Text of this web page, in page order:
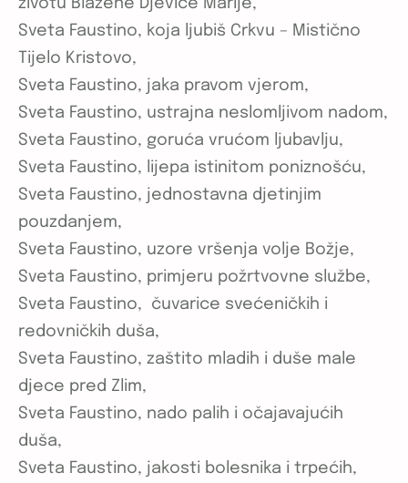
Sveta Faustino, koja ljubiš Crkvu – Mistično
Tijelo Kristovo,
Sveta Faustino, jaka pravom vjerom,
Sveta Faustino, ustrajna neslomljivom nadom,
Sveta Faustino, goruća vrućom ljubavlju,
Sveta Faustino, lijepa istinitom poniznošću,
Sveta Faustino, jednostavna djetinjim
pouzdanjem,
Sveta Faustino, uzore vršenja volje Božje,
Sveta Faustino, primjeru požrtvovne službe,
Sveta Faustino, čuvarice svećeničkih i
redovničkih duša,
Sveta Faustino, zaštito mladih i duše male
djece pred Zlim,
Sveta Faustino, nado palih i očajavajućih
duša,
Sveta Faustino, jakosti bolesnika i trpećih,